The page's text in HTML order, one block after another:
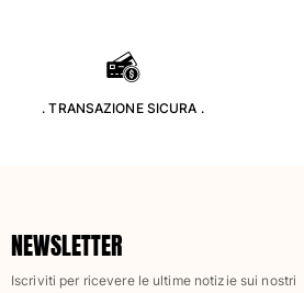
Neonato
Slip Mare
Vedi tutti i Costumi da bagno
Pantaloncini
Felpe
. TRANSAZIONE SICURA .
NEWSLETTER
Iscriviti per ricevere le ultime notizie sui nostri